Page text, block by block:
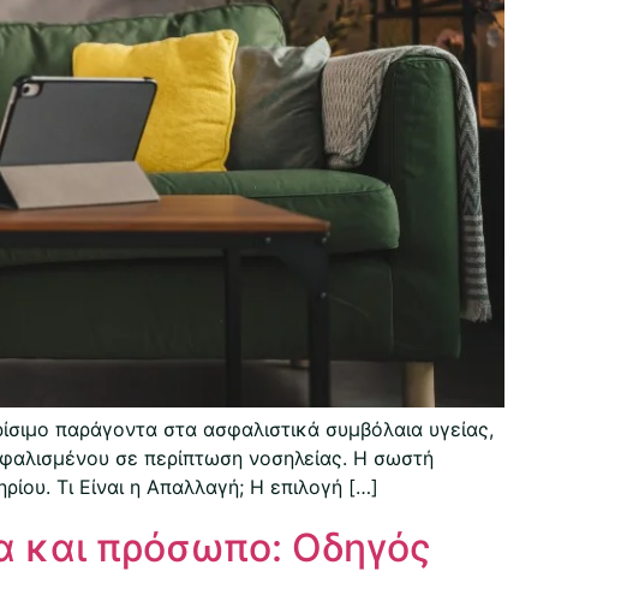
παράγοντα στα ασφαλιστικά συμβόλαια υγείας,
σε περίπτωση νοσηλείας. Η σωστή
Τι Είναι η Απαλλαγή; Η επιλογή […]
και πρόσωπο: Οδηγός